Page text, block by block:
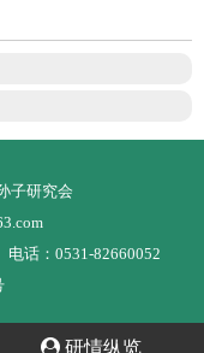
子研究会
话：0531-82660052
研情纵览